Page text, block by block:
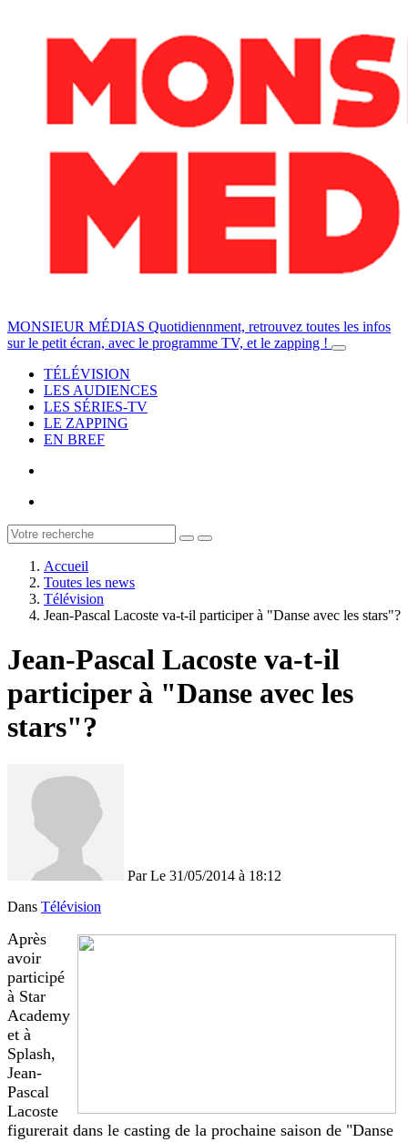
MONSIEUR MÉDIAS Quotidiennment, retrouvez toutes les infos
sur le petit écran, avec le programme TV, et le zapping !
TÉLÉVISION
LES AUDIENCES
LES SÉRIES-TV
LE ZAPPING
EN BREF
Accueil
Toutes les news
Télévision
Jean-Pascal Lacoste va-t-il participer à "Danse avec les stars"?
Jean-Pascal Lacoste va-t-il
participer à "Danse avec les
stars"?
ParLe 31/05/2014 à 18:12
Dans Télévision
Après
avoir
participé
à Star
Academy
et à
Splash,
Jean-
Pascal
Lacoste
figurerait dans le casting de la prochaine saison de "Danse